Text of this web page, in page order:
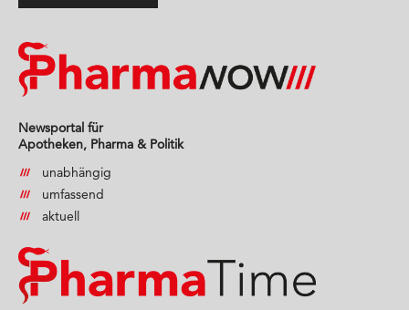
Newsportal für
Apotheken, Pharma & Politik
unabhängig
umfassend
aktuell